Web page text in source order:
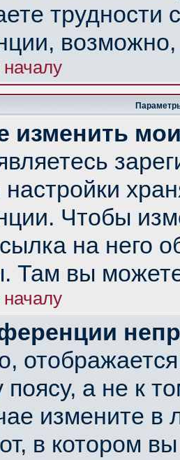
трудности
началу
изменить
Чтобы
на него
Там вы
началу
поясу, а не к
измените в
в котором